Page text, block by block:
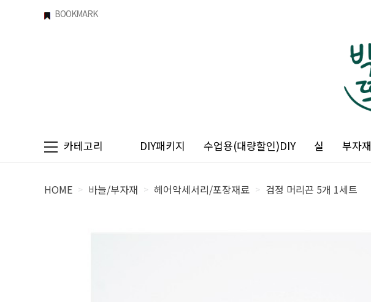
BOOKMARK
카테고리 DIY패키지 수업용(대량할인)DIY 실 부자재
HOME > 바늘/부자재 > 헤어악세서리/포장재료 > 검정 머리끈 5개 1세트